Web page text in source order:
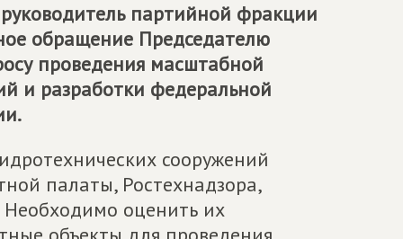
партийной фракции
обращение Председателю
проведения масштабной
и разработки федеральной
сооружений
палаты, Ростехнадзора,
Необходимо оценить их